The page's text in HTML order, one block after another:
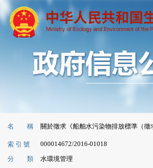
名 稱 關於徵求《船舶水污染物排放標準（徵
索 引 號 000014672/2016-01018
分 類 水環境管理